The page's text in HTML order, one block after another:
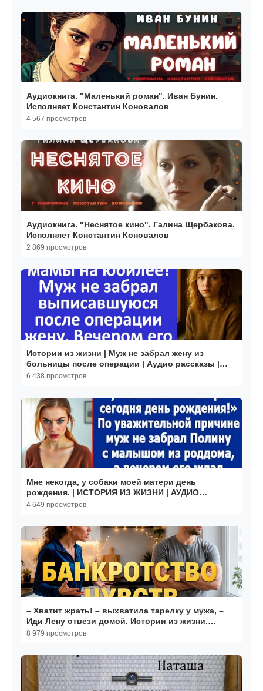
Аудиокнига. "Маленький роман". Иван Бунин.
Исполняет Константин Коновалов
4 567 просмотров
Аудиокнига. "Неснятое кино". Галина Щербакова.
Исполняет Константин Коновалов
2 869 просмотров
Истории из жизни | Муж не забрал жену из
больницы после операции | Аудио рассказы |
Жизненные истории
6 438 просмотров
Мне некогда, у собаки моей матери день
рождения. | ИСТОРИЯ ИЗ ЖИЗНИ | АУДИО
РАССКАЗ |СЛУШАТЬ ИСТОРИЮ
4 649 просмотров
– Хватит жрать! – выхватила тарелку у мужа, –
Иди Лену отвези домой. Истории из жизни.
Аудиорассказ
8 979 просмотров